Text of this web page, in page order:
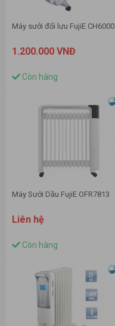
Máy sưởi đối lưu FujiE CH6000
1.200.000 VNĐ
Còn hàng
Máy Sưởi Dầu FujiE OFR7813
Liên hệ
Còn hàng